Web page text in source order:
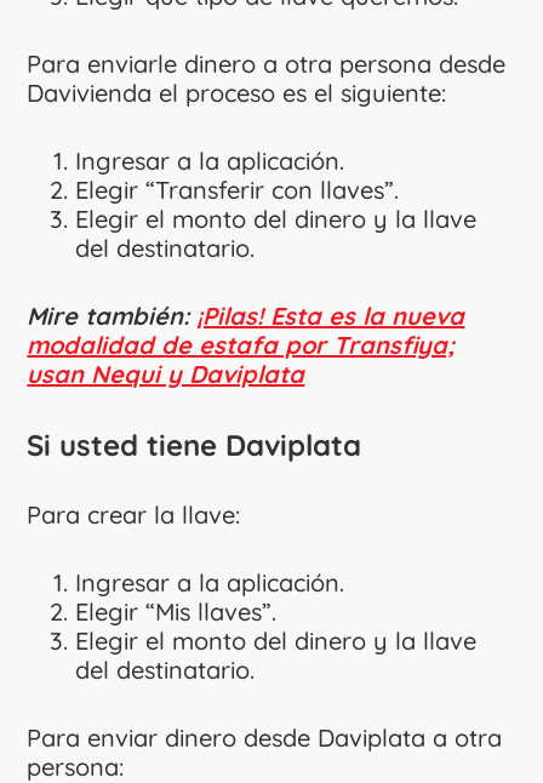
Para enviarle dinero a otra persona desde
Davivienda el proceso es el siguiente:
Ingresar a la aplicación.
Elegir “Transferir con llaves”.
Elegir el monto del dinero y la llave
del destinatario.
Mire también: ¡Pilas! Esta es la nueva
modalidad de estafa por Transfiya;
usan Nequi y Daviplata
Si usted tiene Daviplata
Para crear la llave:
Ingresar a la aplicación.
Elegir “Mis llaves”.
Elegir el monto del dinero y la llave
del destinatario.
Para enviar dinero desde Daviplata a otra
persona: